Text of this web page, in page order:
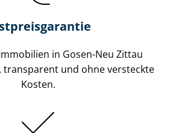
in Gosen-Neu Zittau
transparent und ohne versteckte
Kosten.